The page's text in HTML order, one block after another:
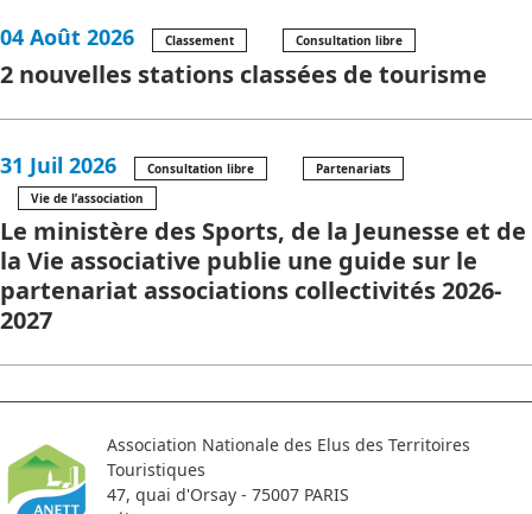
04 Août 2026 Classement Consultation libre
2 nouvelles stations classées de tourisme
31 Juil 2026 Consultation libre
Partenariats
Vie de l’association
Le ministère des Sports, de la Jeunesse et de
la Vie associative publie une guide sur le
partenariat associations collectivités 2026-
2027
Association Nationale des Elus des Territoires
Touristiques
47, quai d'Orsay - 75007 PARIS